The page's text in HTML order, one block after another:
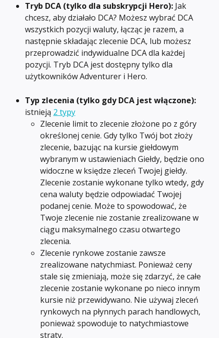
Tryb DCA (tylko dla subskrypcji Hero): Jak
chcesz, aby działało DCA? Możesz wybrać DCA
wszystkich pozycji waluty, łącząc je razem, a
następnie składając zlecenie DCA, lub możesz
przeprowadzić indywidualne DCA dla każdej
pozycji. Tryb DCA jest dostępny tylko dla
użytkowników Adventurer i Hero.
Typ zlecenia (tylko gdy DCA jest włączone):
istnieją 2 typy
Zlecenie limit to zlecenie złożone po z góry
określonej cenie. Gdy tylko Twój bot złoży
zlecenie, bazując na kursie giełdowym
wybranym w ustawieniach Giełdy, będzie ono
widoczne w księdze zleceń Twojej giełdy.
Zlecenie zostanie wykonane tylko wtedy, gdy
cena waluty będzie odpowiadać Twojej
podanej cenie. Może to spowodować, że
Twoje zlecenie nie zostanie zrealizowane w
ciągu maksymalnego czasu otwartego
zlecenia.
Zlecenie rynkowe zostanie zawsze
zrealizowane natychmiast. Ponieważ ceny
stale się zmieniają, może się zdarzyć, że całe
zlecenie zostanie wykonane po nieco innym
kursie niż przewidywano. Nie używaj zleceń
rynkowych na płynnych parach handlowych,
ponieważ spowoduje to natychmiastowe
straty.